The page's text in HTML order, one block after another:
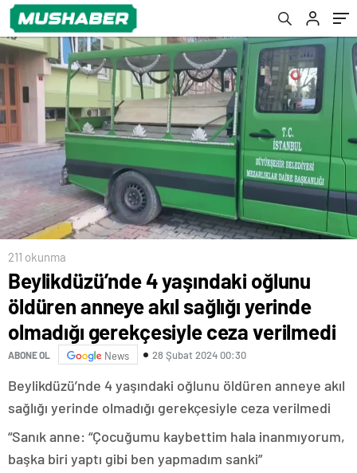
gerekçesiyle ceza verilmedi
211 okunma
Beylikdüzü’nde 4 yaşındaki oğlunu
öldüren anneye akıl sağlığı yerinde
olmadığı gerekçesiyle ceza verilmedi
ABONE OL News 28 Şubat 2024 00:30
Beylikdüzü’nde 4 yaşındaki oğlunu öldüren anneye akıl
sağlığı yerinde olmadığı gerekçesiyle ceza verilmedi
“Sanık anne: “Çocuğumu kaybettim hala inanmıyorum,
başka biri yaptı gibi ben yapmadım sanki”